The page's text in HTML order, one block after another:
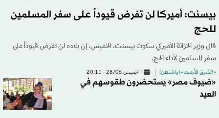
بيسنت: أميركا لن تفرض قيوداً على سفر المسلمين
للحج
قال وزير الخزانة الأميركي سكوت بيسنت، الخميس، إن بلاده لن تفرض قيوداً على
سفر المسلمين لأداء الحج.
«الشرق الأوسط» (واشنطن) الخميس 28/05 - 20:11
«ضيوف مصر» يستحضرون طقوسهم في
العيد